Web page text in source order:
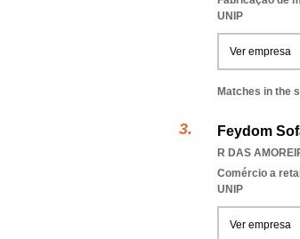
UNIP
Ver empresa
Matches in the
Feydom
R DAS
Comércio a
UNIP
Ver empresa